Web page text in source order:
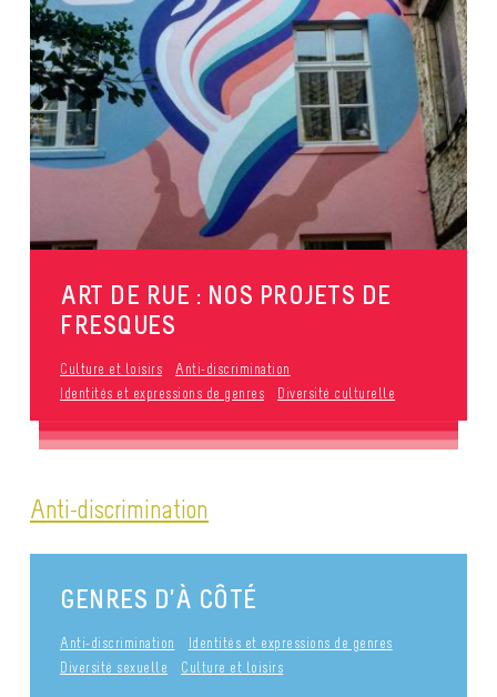
ART DE RUE : NOS PROJETS DE
FRESQUES
Culture et loisirs
Anti-discrimination
Identités et expressions de genres
Diversité culturelle
Anti-discrimination
GENRES D’À CÔTÉ
Anti-discrimination
Identités et expressions de genres
Diversité sexuelle
Culture et loisirs